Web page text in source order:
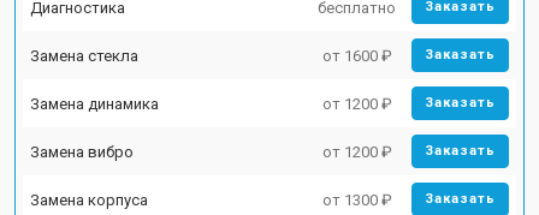
Диагностика бесплатно Заказать
Замена стекла от 1600 ₽ Заказать
Замена динамика от 1200 ₽ Заказать
Замена вибро от 1200 ₽ Заказать
Замена корпуса от 1300 ₽ Заказать